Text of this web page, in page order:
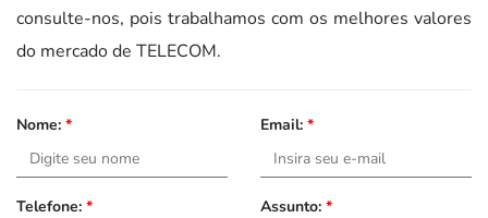
consulte-nos, pois trabalhamos com os melhores valores
do mercado de TELECOM.
Nome: * Email: *
Telefone: * Assunto: *